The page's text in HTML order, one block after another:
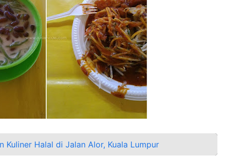
Kuliner Halal di Jalan Alor, Kuala Lumpur